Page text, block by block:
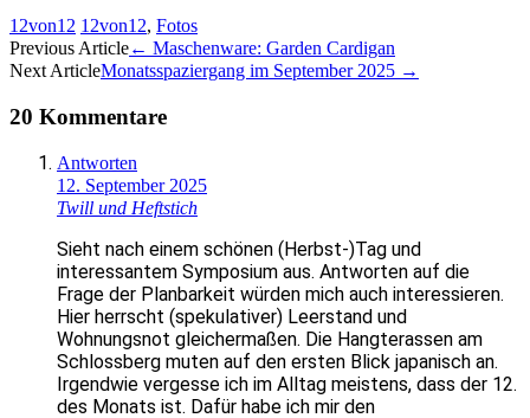
12von12 12von12, Fotos
Artikel-
Navigation
Previous Article← Maschenware: Garden Cardigan
Next ArticleMonatsspaziergang im September 2025 →
20 Kommentare
Antworten
12. September 2025
Twill und Heftstich
Sieht nach einem schönen (Herbst-)Tag und
interessantem Symposium aus. Antworten auf die
Frage der Planbarkeit würden mich auch interessieren.
Hier herrscht (spekulativer) Leerstand und
Wohnungsnot gleichermaßen. Die Hangterassen am
Schlossberg muten auf den ersten Blick japanisch an.
Irgendwie vergesse ich im Alltag meistens, dass der 12.
des Monats ist. Dafür habe ich mir den